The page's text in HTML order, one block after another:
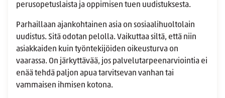
perusopetuslaista ja oppimisen tuen uudistuksesta.
Parhaillaan ajankohtainen asia on sosiaalihuoltolain
uudistus. Sitä odotan pelolla. Vaikuttaa siltä, että niin
asiakkaiden kuin työntekijöiden oikeusturva on
vaarassa. On järkyttävää, jos palvelutarpeenarviointia ei
enää tehdä paljon apua tarvitsevan vanhan tai
vammaisen ihmisen kotona.